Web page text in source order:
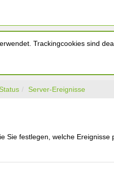
Trackingcookies sind
Server-Ereignisse
Sie festlegen, welche